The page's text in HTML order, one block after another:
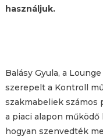
használjuk.
Balásy Gyula, a
szerepelt a Kontroll
szakmabeliek számos
a piaci alapon
hogyan szenvedték